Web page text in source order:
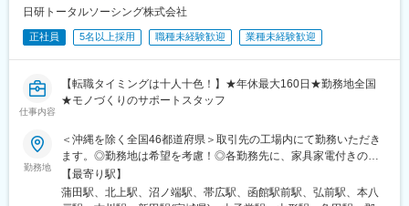
日研トータルソーシング株式会社
正社員 5名以上採用 職種未経験歓迎 業種未経験歓迎
仕事内容
【転職タイミングは十人十色！】★年休最大160日★勤務地全国
★モノづくりのサポートスタッフ
勤務地
＜沖縄を除く全国46都道府県＞取引先の工場内にて勤務いただき
ます。◎勤務地は希望を考慮！◎各勤務先に、家具家電付きのキ
レイな寮あり！※将来的に結婚等で転勤を希望される場合もご相談
ください。＜勤務地のある都道府県＞◆北海道・東北／北海道、
【最寄り駅】
蒲田駅、北上駅、沼ノ端駅、帯広駅、函館駅前駅、弘前駅、本八